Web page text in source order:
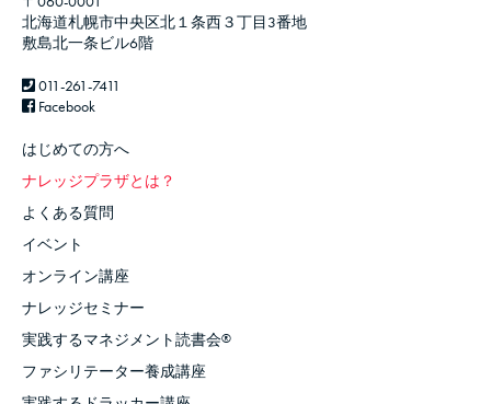
北海道札幌市中央区北１条西３丁目3番地
敷島北一条ビル6階
011-261-7411
Facebook
はじめての方へ
ナレッジプラザとは？
よくある質問
イベント
オンライン講座
ナレッジセミナー
実践するマネジメント読書会®
ファシリテーター養成講座